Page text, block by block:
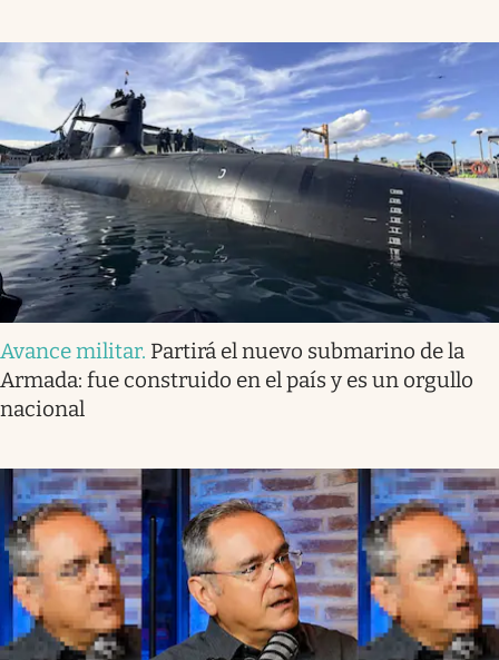
Avance militar. Partirá el nuevo submarino de la
Armada: fue construido en el país y es un orgullo
nacional